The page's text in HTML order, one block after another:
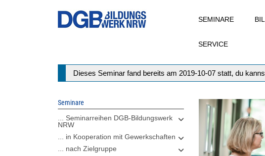
SEMINARE
SERVICE
Statusmeldung
Dieses Seminar fand bereits am 2019-10-07 statt, du
Seminare
... Seminarreihen DGB-Bildungswerk
NRW
... in Kooperation mit Gewerkschaften
... nach Zielgruppe